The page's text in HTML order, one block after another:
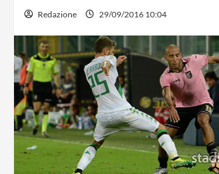
Redazione 29/09/2016 10:04